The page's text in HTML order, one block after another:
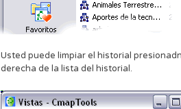
Usted puede limpiar el historial
derecha de la lista del historial.